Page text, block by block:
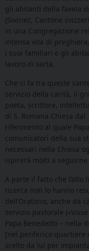
gli abitanti della favela
(Siviriez, Cantone
in una Congregazione
intensa vita di
i suoi familiari e gli
lavoro di sarta.
Che ci fa tra queste
servizio della carità, il
poeta, scrittore,
di S. Romana Chiesa
riferimento al quale
comunicatori della sua
necessari nella Chiesa
ispirerà molti a seguirne
A parte il fatto che
ricerca non lo hanno
dell’Oratorio, anche da
servizio pastorale
Papa Benedetto – nella
[nel periferico quartiere
scelto da lui per